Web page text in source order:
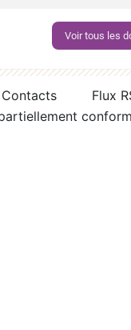
Voir tous les
Contacts
Flux